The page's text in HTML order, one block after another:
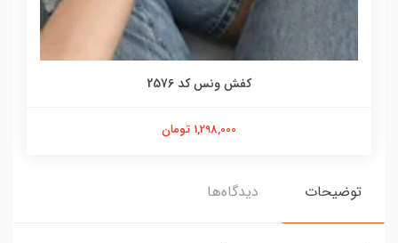
کفش ونس کد 2576
1,298,000 تومان
توضیحات دیدگاه‌ها